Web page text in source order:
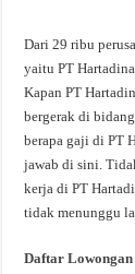
Dari 29 ribu
yaitu PT
Kapan PT
bergerak di
berapa gaji di PT
jawab di sini.
kerja di PT
tidak menunggu
Daftar